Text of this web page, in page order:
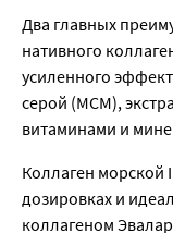
Два главных
нативного
усиленного
серой (МСМ),
витаминами и
Коллаген морской
дозировках и
коллагеном